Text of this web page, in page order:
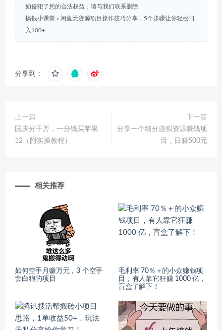
如侵犯了您的合法权益，请与我们联系删除
搞钱小课堂 » 闲鱼无货源项目操作技巧分享，5个步骤让你轻松日
入100+
分享到：
上一篇
国庆分千万，一分钱买苹果
12（附实操教程）
下一篇
分享一个细分虚拟资源赚钱项
目，日赚500元
相关推荐
如何空手月赚万元，3 个空手
套白狼的项目
毛利率 70％＋的小众赚钱项
目，有人靠它狂赚 1000 亿，
盲盒了解下！